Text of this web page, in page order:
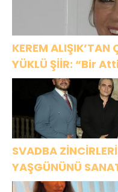
KEREM ALIŞIK’TAN
YÜKLÜ ŞİİR: “Bir
çıkmıştı sanki”
SVADBA
YAŞGÜNÜNÜ
ÜNLÜ İSİMLERİYLE